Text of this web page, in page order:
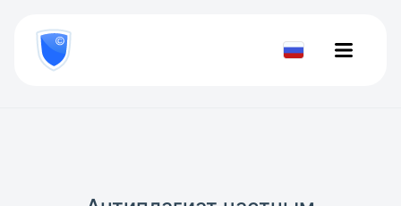
800
777-
81-Проверить